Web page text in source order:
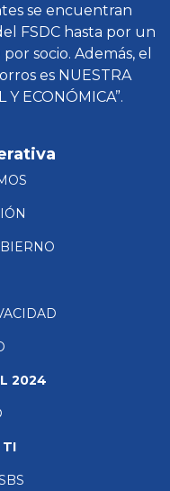
se encuentran
FSDC hasta por un
socio. Además, el
es NUESTRA
Y ECONÓMICA”.
2024
TI